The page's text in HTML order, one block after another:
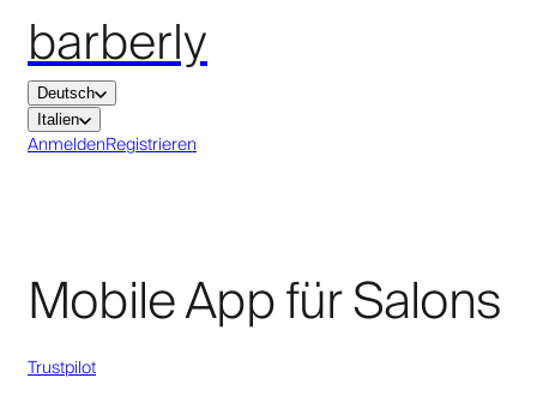
barberly
Deutsch
Italien
AnmeldenRegistrieren
Mobile App für Salons
Trustpilot